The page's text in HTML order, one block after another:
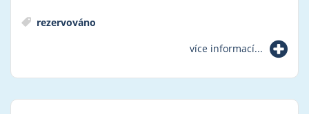
rezervováno
více informací...